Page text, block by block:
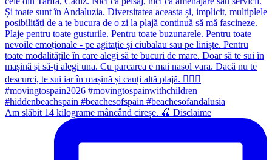
Am slăbit 14 kilograme mâncând cireșe. 🍒 Disclaime